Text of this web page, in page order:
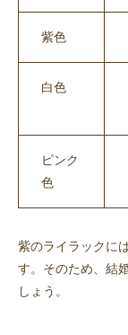
紫色
白色
ピンク
色
紫のライラックに
す。そのため、結
しょう。